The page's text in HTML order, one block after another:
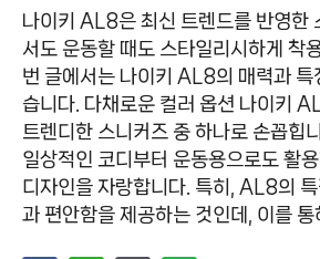
나이키 AL8은 최신 트렌드를 반영한
서도 운동할 때도 스타일리시하게 착
번 글에서는 나이키 AL8의 매력과 특
습니다. 다채로운 컬러 옵션 나이키
트렌디한 스니커즈 중 하나로 손꼽힙
일상적인 코디부터 운동용으로도 활
디자인을 자랑합니다. 특히, AL8의
과 편안함을 제공하는 것인데, 이를 통